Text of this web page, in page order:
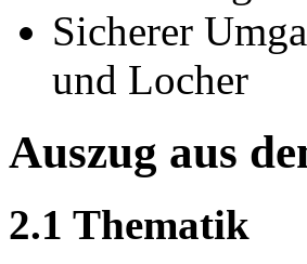
Sicherer
und Locher
Auszug aus
2.1 Thematik